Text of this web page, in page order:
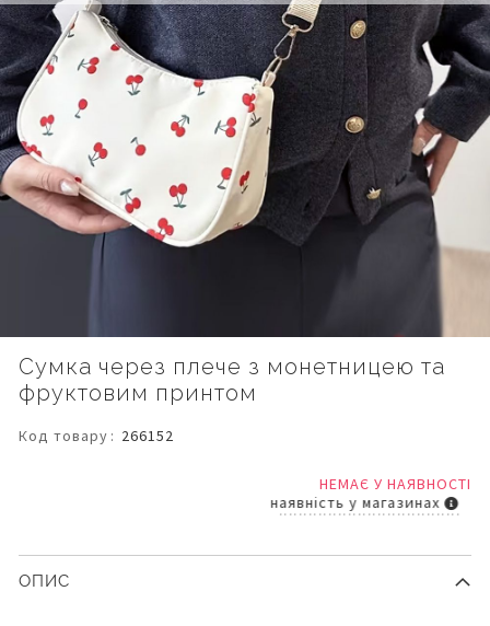
Сумка через плече з монетницею та
фруктовим принтом
Код товару 266152
НЕМАЄ У НАЯВНОСТІ
наявність у магазинах
початку
зображень
ОПИС